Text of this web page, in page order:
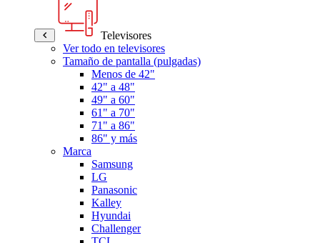
Televisores
Ver todo en televisores
Tamaño de pantalla (pulgadas)
Menos de 42"
42" a 48"
49" a 60"
61" a 70"
71" a 86"
86" y más
Marca
Samsung
LG
Panasonic
Kalley
Hyundai
Challenger